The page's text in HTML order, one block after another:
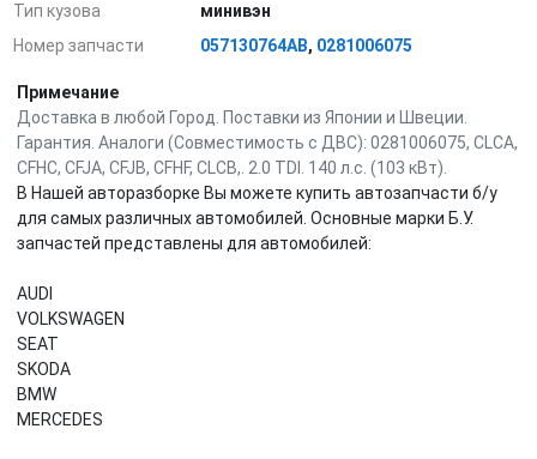
Тип кузова
минивэн
Номер запчасти
057130764AB, 0281006075
Примечание
Доставка в любой Город. Поставки из Японии и Швеции.
Гарантия. Аналоги (Совместимость с ДВС): 0281006075, CLCA,
CFHC, CFJA, CFJB, CFHF, CLCB,. 2.0 TDI. 140 л.с. (103 кВт).
В Нашей авторазборке Вы можете купить автозапчасти б/у
для самых различных автомобилей. Основные марки Б.У.
запчастей представлены для автомобилей:
AUDI
VOLKSWAGEN
SEAT
SKODA
BMW
MERCEDES